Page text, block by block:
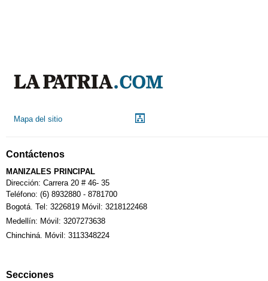
Mapa del sitio
Contáctenos
MANIZALES PRINCIPAL
Dirección: Carrera 20 # 46- 35
Teléfono: (6) 8932880 - 8781700
Bogotá. Tel: 3226819 Móvil: 3218122468
Medellín: Móvil: 3207273638
Chinchiná. Móvil: 3113348224
Secciones